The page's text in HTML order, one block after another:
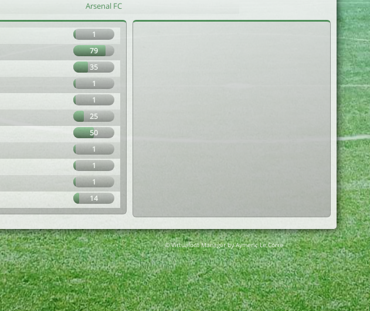
Arsenal FC
1
79
35
1
1
25
50
1
1
1
14
© Virtuafoot Manager by Aymeric Le Corre